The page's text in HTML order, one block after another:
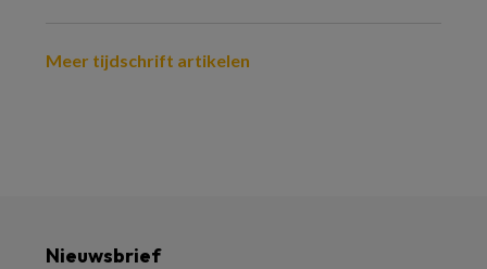
Meer tijdschrift artikelen
Nieuwsbrief